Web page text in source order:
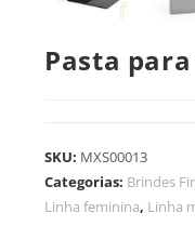
Pasta
SKU: MXS00013
Categorias: Brindes
Linha feminina, Linha